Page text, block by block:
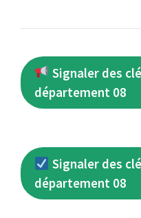
Signaler des
département 08
Signaler des
département 08